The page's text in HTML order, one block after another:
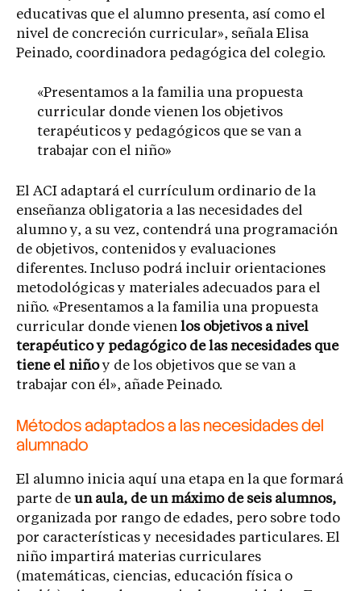
educativas que el alumno presenta, así como el
nivel de concreción curricular», señala Elisa
Peinado, coordinadora pedagógica del colegio.
«Presentamos a la familia una propuesta
curricular donde vienen los objetivos
terapéuticos y pedagógicos que se van a
trabajar con el niño»
El ACI adaptará el currículum ordinario de la
enseñanza obligatoria a las necesidades del
alumno y, a su vez, contendrá una programación
de objetivos, contenidos y evaluaciones
diferentes. Incluso podrá incluir orientaciones
metodológicas y materiales adecuados para el
niño. «Presentamos a la familia una propuesta
curricular donde vienen los objetivos a nivel
terapéutico y pedagógico de las necesidades que
tiene el niñoy de los objetivos que se van a
trabajar con él», añade Peinado.
Métodos adaptados a las necesidades del
alumnado
El alumno inicia aquí una etapa en la que formará
parte de un aula, de un máximo de seis alumnos,
organizada por rango de edades, pero sobre todo
por características y necesidades particulares. El
niño impartirá materias curriculares
(matemáticas, ciencias, educación física o